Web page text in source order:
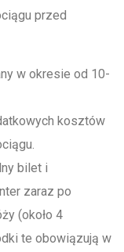
przed
w okresie od 10-
kosztów
bilet i
zaraz po
(około 4
te obowiązują w